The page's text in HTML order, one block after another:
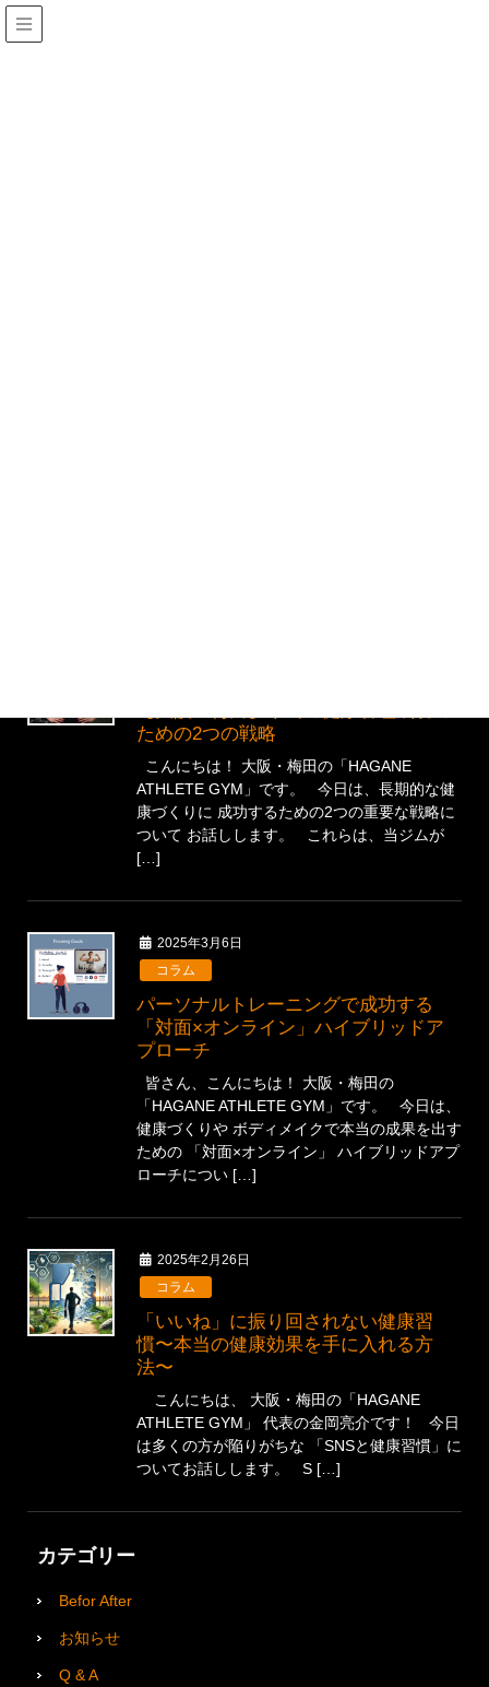
ための2つの戦略
こんにちは！ 大阪・梅田の「HAGANE
ATHLETE GYM」です。 今日は、長期的な健
康づくりに 成功するための2つの重要な戦略に
ついて お話しします。 これらは、当ジムが
[…]
2025年3月6日
コラム
パーソナルトレーニングで成功する
「対面×オンライン」ハイブリッドア
プローチ
皆さん、こんにちは！ 大阪・梅田の
「HAGANE ATHLETE GYM」です。 今日は、
健康づくりや ボディメイクで本当の成果を出す
ための 「対面×オンライン」 ハイブリッドアプ
ローチについ […]
2025年2月26日
コラム
「いいね」に振り回されない健康習
慣〜本当の健康効果を手に入れる方
法〜
こんにちは、 大阪・梅田の「HAGANE
ATHLETE GYM」 代表の金岡亮介です！ 今日
は多くの方が陥りがちな 「SNSと健康習慣」に
ついてお話しします。 S […]
カテゴリー
Befor After
お知らせ
Q & A